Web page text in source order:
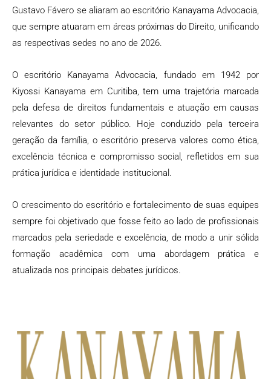
Gustavo Fávero se aliaram ao escritório Kanayama Advocacia,
que sempre atuaram em áreas próximas do Direito, unificando
as respectivas sedes no ano de 2026.
O escritório Kanayama Advocacia, fundado em 1942 por
Kiyossi Kanayama em Curitiba, tem uma trajetória marcada
pela defesa de direitos fundamentais e atuação em causas
relevantes do setor público. Hoje conduzido pela terceira
geração da família, o escritório preserva valores como ética,
excelência técnica e compromisso social, refletidos em sua
prática jurídica e identidade institucional.
O crescimento do escritório e fortalecimento de suas equipes
sempre foi objetivado que fosse feito ao lado de profissionais
marcados pela seriedade e excelência, de modo a unir sólida
formação acadêmica com uma abordagem prática e
atualizada nos principais debates jurídicos.